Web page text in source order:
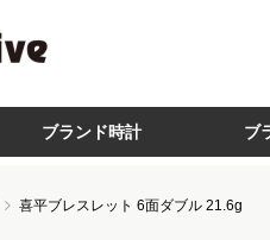
ブランド時計 ブ
喜平ブレスレット 6面ダブル 21.6g